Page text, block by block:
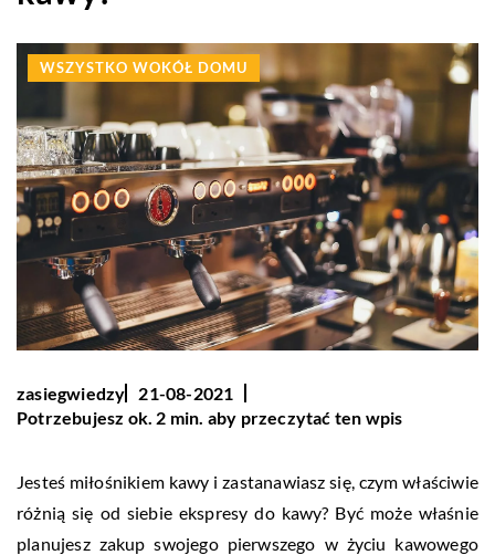
WSZYSTKO WOKÓŁ DOMU
zasiegwiedzy
21-08-2021
Potrzebujesz ok. 2 min. aby przeczytać ten wpis
Jesteś miłośnikiem kawy i zastanawiasz się, czym właściwie
różnią się od siebie ekspresy do kawy? Być może właśnie
planujesz zakup swojego pierwszego w życiu kawowego